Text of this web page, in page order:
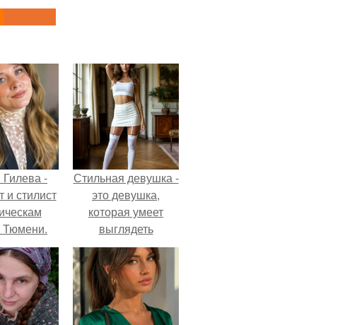
-
и стилист
Тюмени.
Стильная девушка -
это девушка,
которая умеет
выглядеть
привлекательно и
элегантно в любои
ситуации.